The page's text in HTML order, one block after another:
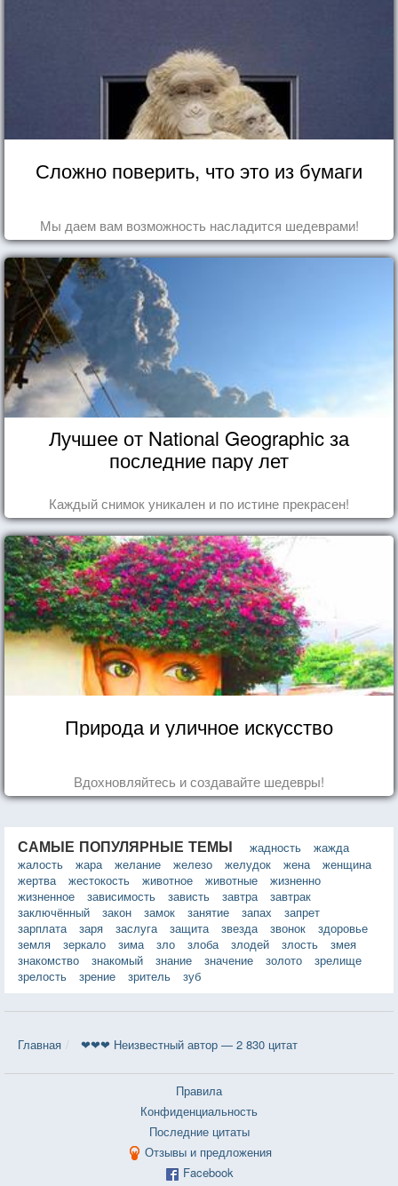
Сложно поверить, что это из бумаги
Мы даем вам возможность насладится шедеврами!
Лучшее от National Geographic за
последние пару лет
Каждый снимок уникален и по истине прекрасен!
Природа и уличное искусство
Вдохновляйтесь и создавайте шедевры!
САМЫЕ ПОПУЛЯРНЫЕ ТЕМЫ жадность
жажда
жалость
жара желание железо желудок жена
женщина
жертва
жестокость животное животные
жизненно
жизненное
зависимость зависть завтра
завтрак
заключённый
закон замок занятие запах
запрет
зарплата
заря заслуга защита звезда звонок
здоровье
земля
зеркало зима зло злоба злодей злость
змея
знакомство
знакомый знание значение золото
зрелище
зрелость
зрение зритель зуб
Главная ❤❤❤ Неизвестный автор — 2 830 цитат
Правила
Конфиденциальность
Последние цитаты
Отзывы и предложения
Facebook